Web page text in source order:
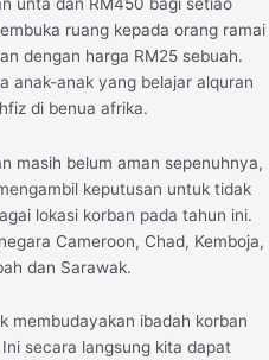
ruang kepada orang ramai
dengan harga RM25 sebuah.
anak-anak yang belajar alquran
di benua afrika.
masih belum aman sepenuhnya,
keputusan untuk tidak
lokasi korban pada tahun ini.
Cameroon, Chad, Kemboja,
dan Sarawak.
membudayakan ibadah korban
secara langsung kita dapat